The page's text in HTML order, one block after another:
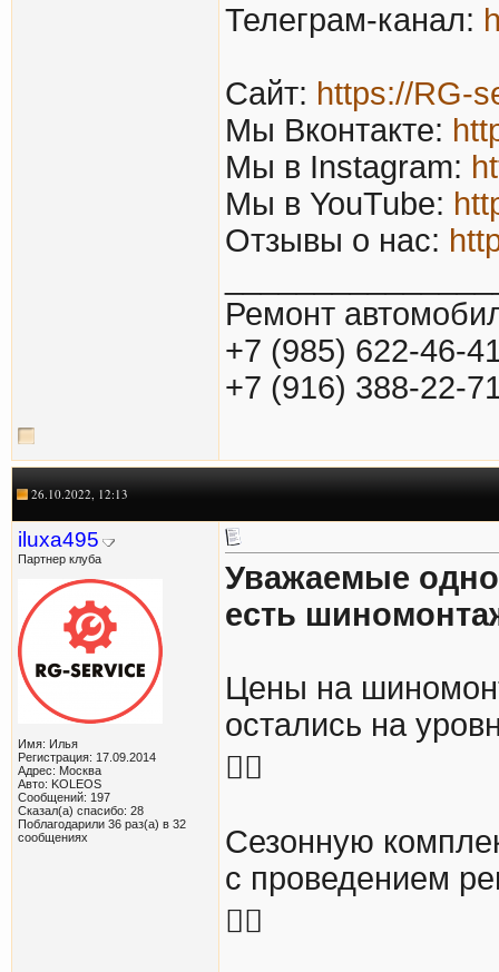
Телеграм-канал:
Сайт: https://RG-
Мы Вконтакте:
Мы в Instagram:
Мы в YouTube:
Отзывы о нас:
Ремонт
+7 (985) 622-46-
+7 (916) 388-22-
26.10.2022, 12:13
iluxa495
Партнер клуба
Имя: Илья
Регистрация: 17.09.2014
Адрес: Москва
Авто: KOLEOS
Сообщений: 197
Сказал(а) спасибо: 28
Поблагодарили 36 раз(а) в 32
сообщениях
Уважаемые
есть
Цены на
остались на
👍🏻
Сезонную
с проведением
👍🏻